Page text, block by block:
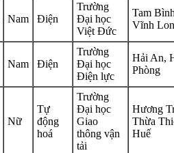
Nam Điện
Trường
Đại học
Việt Đức
Tam
Vĩnh
Nam Điện
Trường
Đại học
Điện lực
Hải An,
Phòng
Nữ
Tự
động
hoá
Trường
Đại học
Giao
thông vận
tải
Hương
Thừa
Huế